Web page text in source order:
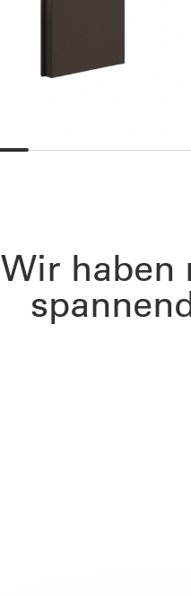
Wir haben